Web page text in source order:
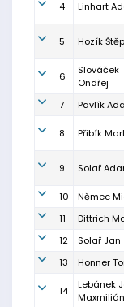
4 Linhart
5 Hozík
6
Slováček
Ondřej
7 Pavlík
8 Přibík
9 Solař
10
Němec
11
Dittrich
12
Solař Jan
13
Honner
14
Lebánek
Maxmilián